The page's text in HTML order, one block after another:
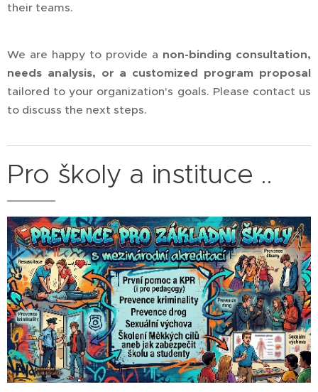
their teams.
We are happy to provide a non-binding consultation,
needs analysis, or a customized program proposal
tailored to your organization's goals. Please contact us
to discuss the next steps.
Pro školy a instituce ..